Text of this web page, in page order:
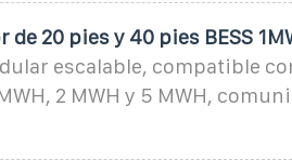
de 20 pies y 40 pies BESS
escalable, compatible
2 MWH y 5 MWH,